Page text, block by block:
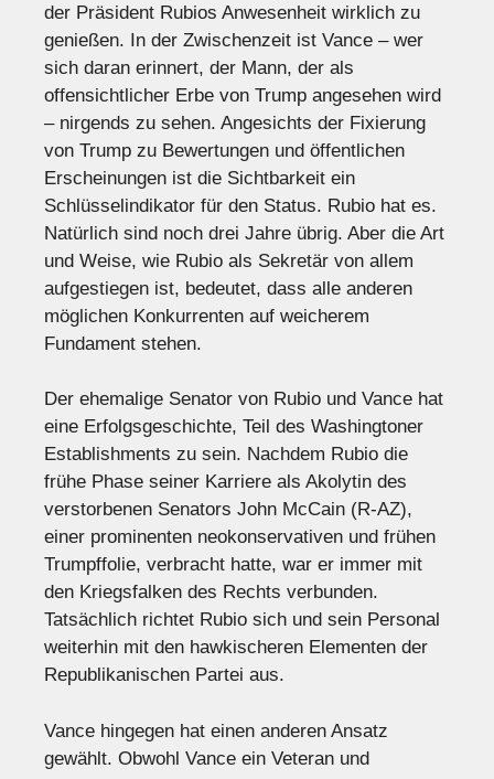
der Präsident Rubios Anwesenheit wirklich zu
genießen. In der Zwischenzeit ist Vance – wer
sich daran erinnert, der Mann, der als
offensichtlicher Erbe von Trump angesehen wird
– nirgends zu sehen. Angesichts der Fixierung
von Trump zu Bewertungen und öffentlichen
Erscheinungen ist die Sichtbarkeit ein
Schlüsselindikator für den Status. Rubio hat es.
Natürlich sind noch drei Jahre übrig. Aber die Art
und Weise, wie Rubio als Sekretär von allem
aufgestiegen ist, bedeutet, dass alle anderen
möglichen Konkurrenten auf weicherem
Fundament stehen.
Der ehemalige Senator von Rubio und Vance hat
eine Erfolgsgeschichte, Teil des Washingtoner
Establishments zu sein. Nachdem Rubio die
frühe Phase seiner Karriere als Akolytin des
verstorbenen Senators John McCain (R-AZ),
einer prominenten neokonservativen und frühen
Trumpffolie, verbracht hatte, war er immer mit
den Kriegsfalken des Rechts verbunden.
Tatsächlich richtet Rubio sich und sein Personal
weiterhin mit den hawkischeren Elementen der
Republikanischen Partei aus.
Vance hingegen hat einen anderen Ansatz
gewählt. Obwohl Vance ein Veteran und